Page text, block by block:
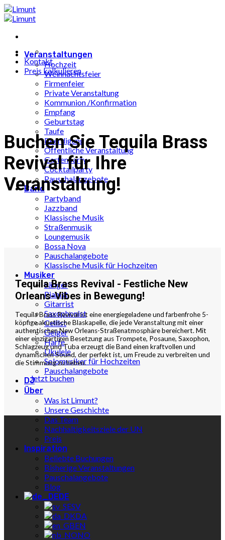
Zum
Inhalt
Veranstaltungen
Hochzeit
Weihnachtsfeier
Firmenfeier
Private Veranstaltung
Kommunion /Konfirmation
Empfang
Geburtstag
Taufe
Beerdigung
Öffentliche Veranstaltung
Gartenparty
Cocktailparty
Pauschalangebote
Band
Partyband
Jazzband
Klassische Musik
Straßenmusik
Loungemusik
Bossa Nova
Pauschalangebote
Klassische Musik für Hochzeiten
Musiker
Sänger
Pianist
Gitarrist
Saxophonist
Cellist
Geiger
Harfe
Ukulele
Solomusiker für Hochzeiten
Pauschalangebote
DJ
Über
Was ist Limunt?
Unsere Geschichte
Das Team
Nachhaltigkeitsziele der UN
Preis
Inspiration
Beliebte Buchungen
Bisherige Veranstaltungen
Pauschalangebote
Blog
DE
SV
DA
EN
NO
Kontakt
Preis kalkulieren
Buchen Sie Tequila Brass
Revival für Ihre
Veranstaltung!
Tequila Brass Revival - Festliche New
Orleans-Vibes in Bewegung!
Tequila Brass Revival ist eine energiegeladene und farbenfrohe 5-
köpfige akustische Blaskapelle, die jede Veranstaltung mit einer
authentischen New Orleans-Straßenatmosphäre bereichert. Mit
einer einzigartigen Besetzung aus Trompete, Posaune, Saxophon,
Schlagzeug und Tuba erzeugt die Band einen kraftvollen und
dynamischen Sound, der perfekt ist, um Freude zu verbreiten und
die Stimmung zu heben.
Jetzt buchen